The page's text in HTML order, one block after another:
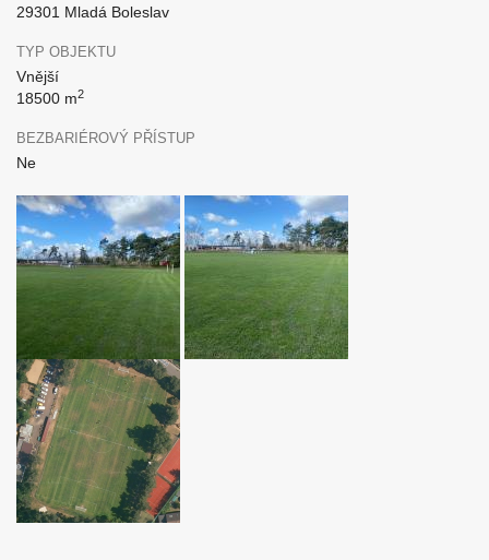
29301 Mladá Boleslav
TYP OBJEKTU
Vnější
18500 m2
BEZBARIÉROVÝ PŘÍSTUP
Ne